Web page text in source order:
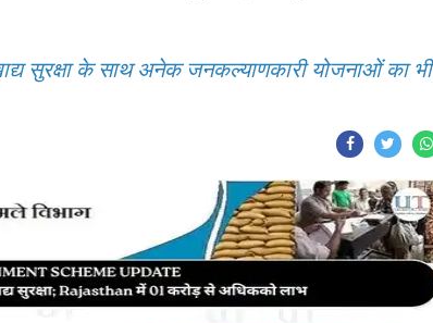
सुरक्षा के साथ अनेक जनकल्याणकारी योजनाओं का भी